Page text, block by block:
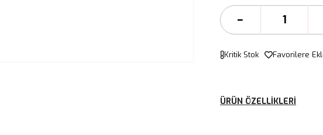
Kritik Stok Favorilere
ÜRÜN ÖZELLIKLERI